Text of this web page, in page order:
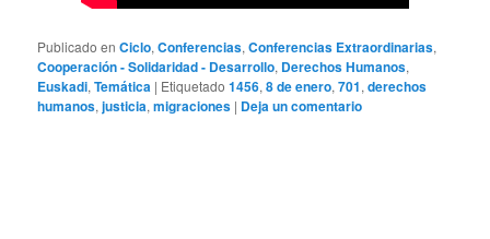
Publicado en Ciclo,Conferencias,Conferencias Extraordinarias,
Cooperación - Solidaridad - Desarrollo, Derechos Humanos,
Euskadi,Temática | Etiquetado 1456,8 de enero,701,derechos
humanos,justicia,migraciones | Deja un comentario